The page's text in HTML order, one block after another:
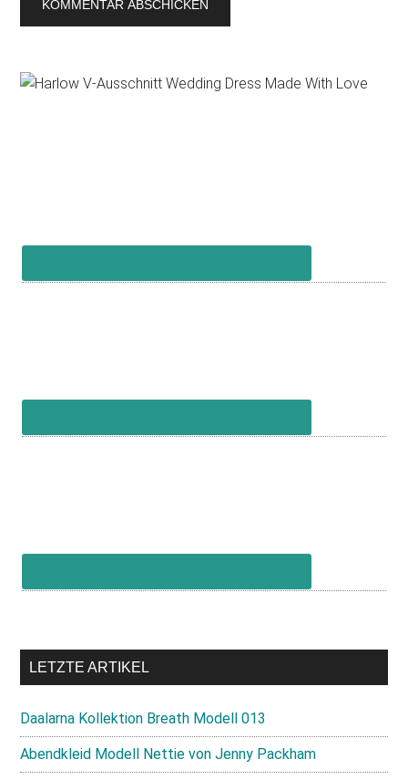
Primary
LETZTE ARTIKEL
Daalarna Kollektion Breath Modell 013
Abendkleid Modell Nettie von Jenny Packham